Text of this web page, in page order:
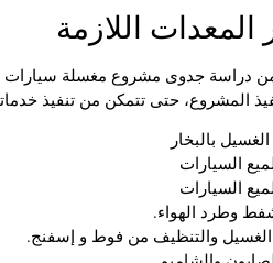
دراسة جدوى مشروع مغسلة سيارات
المشروع، حتى تتمكن من تنفيذ
بالبخار
السيارات
السيارات
وطرد الهواء.
والتنظيف من فوط و إسفنج.